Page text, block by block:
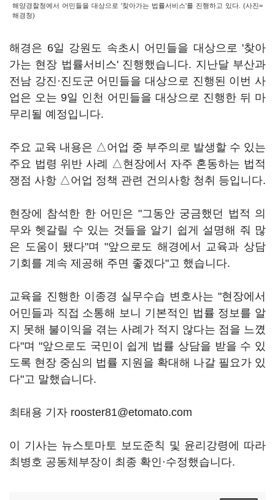
해양경찰청에서 어민들을 대상으로 '찾아가는 법률서비스'를 진행하고 있다. (사진=
해경청)
해경은 6일 강원도 속초시 어민들을 대상으로 '찾아
가는 현장 법률서비스' 진행했습니다. 지난달 부산과
전남 강진·진도군 어민들을 대상으로 진행된 이번 사
업은 오는 9일 인천 어민들을 대상으로 진행한 뒤 마
무리될 예정입니다.
주요 교육 내용은 △어업 중 부주의로 발생할 수 있는
주요 법령 위반 사례 △현장에서 자주 혼동하는 법적
쟁점 사항 △어업 정책 관련 건의사항 청취 등입니다.
현장에 참석한 한 어민은 "그동안 궁금했던 법적 의
무와 헷갈릴 수 있는 것들을 알기 쉽게 설명해 줘 많
은 도움이 됐다"며 "앞으로도 해경에서 교육과 상담
기회를 계속 제공해 주면 좋겠다"고 했습니다.
교육을 진행한 이종경 실무수습 변호사는 "현장에서
어민들과 직접 소통해 보니 기본적인 법률 정보를 알
지 못해 불이익을 겪는 사례가 적지 않다는 점을 느꼈
다"며 "앞으로도 국민이 쉽게 법률 상담을 받을 수 있
도록 현장 중심의 법률 지원을 확대해 나갈 필요가 있
다"고 말했습니다.
최태용 기자 rooster81@etomato.com
이 기사는 뉴스토마토 보도준칙 및 윤리강령에 따라
최병호 공동체부장이 최종 확인·수정했습니다.